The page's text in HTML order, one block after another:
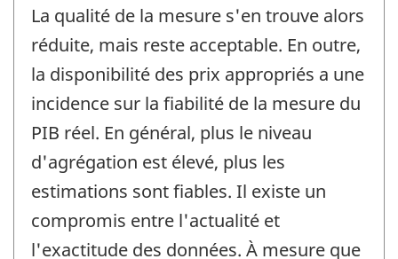
La qualité de la mesure s'en trouve alors
réduite, mais reste acceptable. En outre,
la disponibilité des prix appropriés a une
incidence sur la fiabilité de la mesure du
PIB réel. En général, plus le niveau
d'agrégation est élevé, plus les
estimations sont fiables. Il existe un
compromis entre l'actualité et
l'exactitude des données. À mesure que